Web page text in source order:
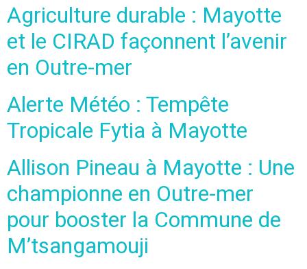
Agriculture durable : Mayotte
et le CIRAD façonnent l’avenir
en Outre-mer
Alerte Météo : Tempête
Tropicale Fytia à Mayotte
Allison Pineau à Mayotte : Une
championne en Outre-mer
pour booster la Commune de
M’tsangamouji